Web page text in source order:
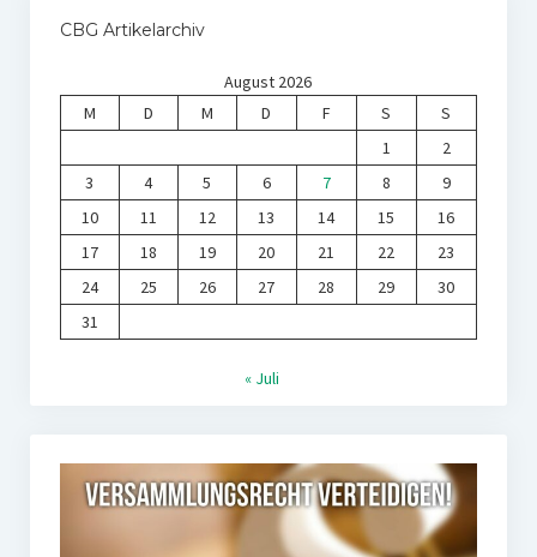
CBG Artikelarchiv
August 2026
M
D M D F S
S
1
2
3
4 5 6 7 8
9
10
11 12 13 14 15
16
17
18 19 20 21 22
23
24
25 26 27 28 29
30
31
« Juli